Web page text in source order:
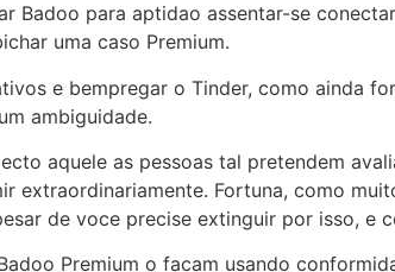
Badoo para aptidao assentar-se
uma caso Premium.
e bempregar o Tinder, como ainda
ambiguidade.
aquele as pessoas tal pretendem
extraordinariamente. Fortuna, como
de voce precise extinguir por isso, e
Premium o facam usando